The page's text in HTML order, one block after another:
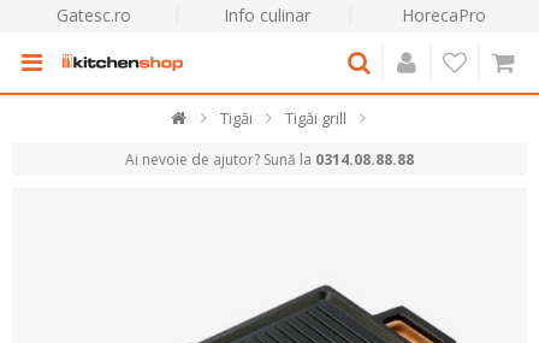
Gatesc.ro Info culinar HorecaPro
Tigăi Tigăi grill
Ai nevoie de ajutor? Sună la 0314.08.88.88